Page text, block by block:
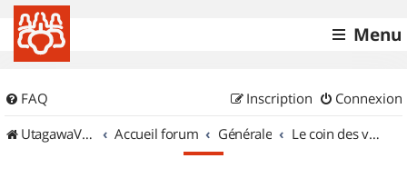
Menu
FAQ Connexion
Inscription
UtagawaVTT (Randos VTT et VTTAE avec traces GPS)
Accueil forum Générale Le coin des vidéastes